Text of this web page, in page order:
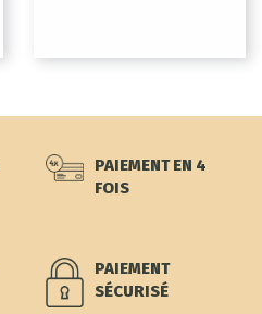
PAIEMENT EN 4
FOIS
PAIEMENT
SÉCURISÉ